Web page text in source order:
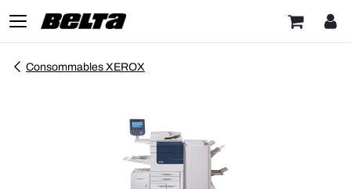
Consommables XEROX